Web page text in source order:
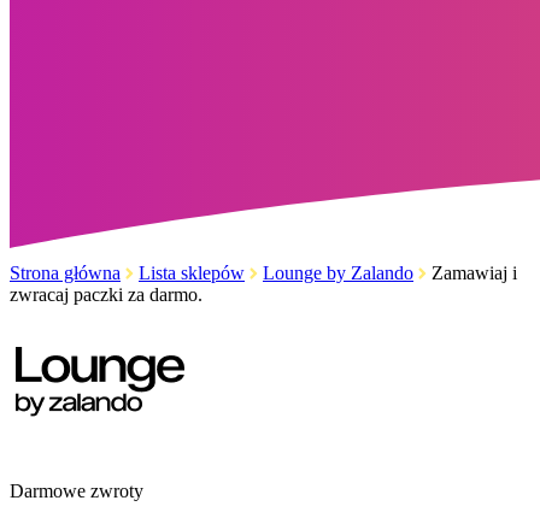
Strona główna Lista sklepów Lounge by Zalando
Zamawiaj i
zwracaj paczki za darmo.
Darmowe zwroty